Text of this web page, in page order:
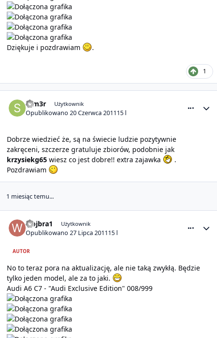
Dziękuje i pozdrawiam .
1
szm3r Użytkownik
Opublikowano20 Czerwca 201115 l
Dobrze wiedzieć że, są na świecie ludzie pozytywnie
zakręceni, szczerze gratuluje zbiorów, podobnie jak
krzysiekg65 wiesz co jest dobre!! extra zajawka
.
Pozdrawiam
1 miesiąc temu...
wojbra1 Użytkownik
Opublikowano27 Lipca 201115 l
AUTOR
No to teraz pora na aktualizację, ale nie taką zwykłą. Będzie
tylko jeden model, ale za to jaki.
Audi A6 C7 - "Audi Exclusive Edition" 008/999